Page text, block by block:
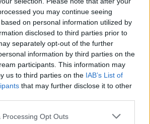
you may continue seeing
on personal information utilized by
disclosed to third parties prior to
separately opt-out of the further
information by third parties on the
participants. This information may
us to third parties on the IAB’s List of
that may further disclose it to other
Processing Opt Outs
έτοιμα για εκμετάλλευση είναι
κόλπο που ανήκει
Πρόκειται για μια παραχώρηση που
ότι θα υπάρξουν εξελίξεις
τη γεώτρηση στο Block 2 και που
τη Chevron να έχει ξεκινήσει από
να εισέλθει στην παραχώρηση. Την
κεφάλαιο των ερευνών που έχει
διαφαίνεται μια σταδιακή
συζήτηση για το ενεργειακό